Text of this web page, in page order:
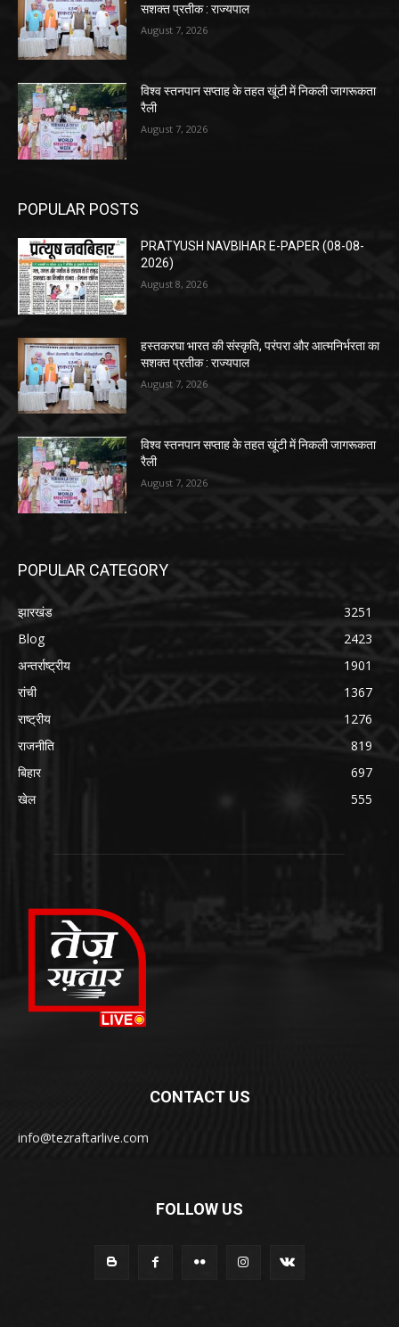
सशक्त प्रतीक : राज्यपाल
August 7, 2026
विश्व स्तनपान सप्ताह के तहत खूंटी में निकली जागरूकता
रैली
August 7, 2026
POPULAR POSTS
PRATYUSH NAVBIHAR E-PAPER (08-08-
2026)
August 8, 2026
हस्तकरघा भारत की संस्कृति, परंपरा और आत्मनिर्भरता का
सशक्त प्रतीक : राज्यपाल
August 7, 2026
विश्व स्तनपान सप्ताह के तहत खूंटी में निकली जागरूकता
रैली
August 7, 2026
POPULAR CATEGORY
झारखंड
3251
Blog
2423
अन्तर्राष्ट्रीय
1901
रांची
1367
राष्ट्रीय
1276
राजनीति
819
बिहार
697
खेल
555
CONTACT US
info@tezraftarlive.com
FOLLOW US